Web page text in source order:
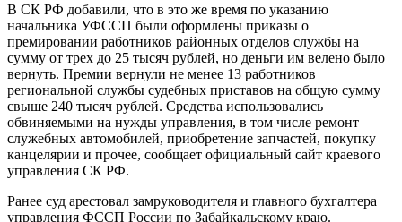
В СК РФ добавили, что в это же время по указанию
начальника УФССП были оформлены приказы о
премировании работников районных отделов службы на
сумму от трех до 25 тысяч рублей, но деньги им велено было
вернуть. Премии вернули не менее 13 работников
региональной службы судебных приставов на общую сумму
свыше 240 тысяч рублей. Средства использовались
обвиняемыми на нужды управления, в том числе ремонт
служебных автомобилей, приобретение запчастей, покупку
канцелярии и прочее, сообщает официальный сайт краевого
управления СК РФ.
Ранее суд арестовал замруководителя и главного бухгалтера
управления ФССП России по Забайкальскому краю.